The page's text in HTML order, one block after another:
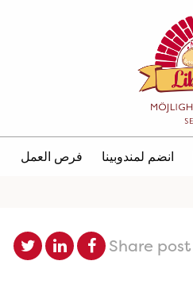
انضم لمندوبينا فرص العمل
Share post